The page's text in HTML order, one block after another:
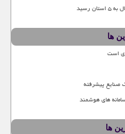
رسید
ها
است
صنایع پیشرفته
های هوشمند
ها